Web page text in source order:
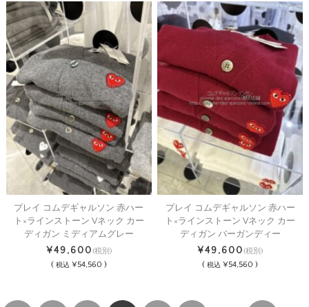
プレイ コムデギャルソン 赤ハー
ト×ラインストーン Vネック カー
ディガン ミディアムグレー
¥49,600(税別)
( 税込 ¥54,560 )
プレイ コムデギャルソン 赤ハー
ト×ラインストーン Vネック カー
ディガン バーガンディー
¥49,600(税別)
(税込 ¥54,560 )